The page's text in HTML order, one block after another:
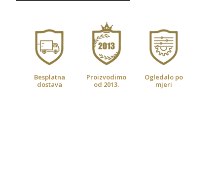
Besplatna
dostava
Proizvodimo
od 2013.
Ogledalo po
mjeri